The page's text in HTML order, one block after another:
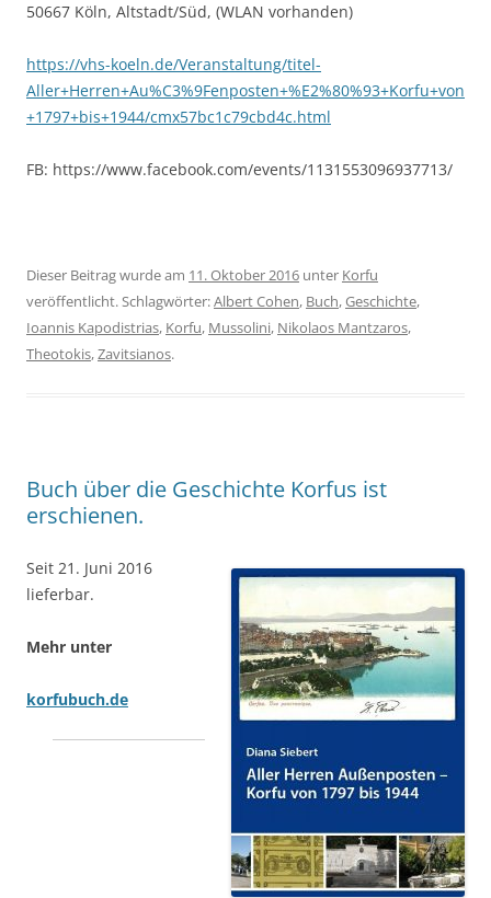
50667 Köln, Altstadt/Süd, (WLAN vorhanden)
https://vhs-koeln.de/Veranstaltung/titel-
Aller+Herren+Au%C3%9Fenposten+%E2%80%93+Korfu+von
+1797+bis+1944/cmx57bc1c79cbd4c.html
FB: https://www.facebook.com/events/1131553096937713/
Dieser Beitrag wurde am 11. Oktober 2016 unter Korfu
veröffentlicht. Schlagwörter:Albert Cohen, Buch,Geschichte,
Ioannis Kapodistrias, Korfu, Mussolini, Nikolaos Mantzaros,
Theotokis,Zavitsianos.
Buch über die Geschichte Korfus ist
erschienen.
Seit 21. Juni 2016
lieferbar.
Mehr unter
korfubuch.de